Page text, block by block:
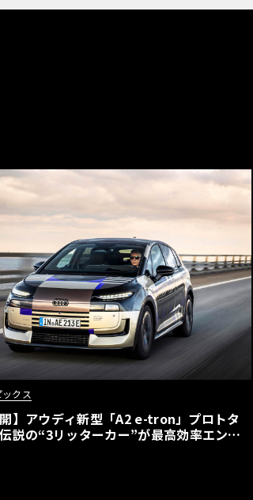
クス
開】アウディ新型「A2 e-tron」プロトタ
説の“3リッターカー”が最高効率エント
て復活【画像38枚】